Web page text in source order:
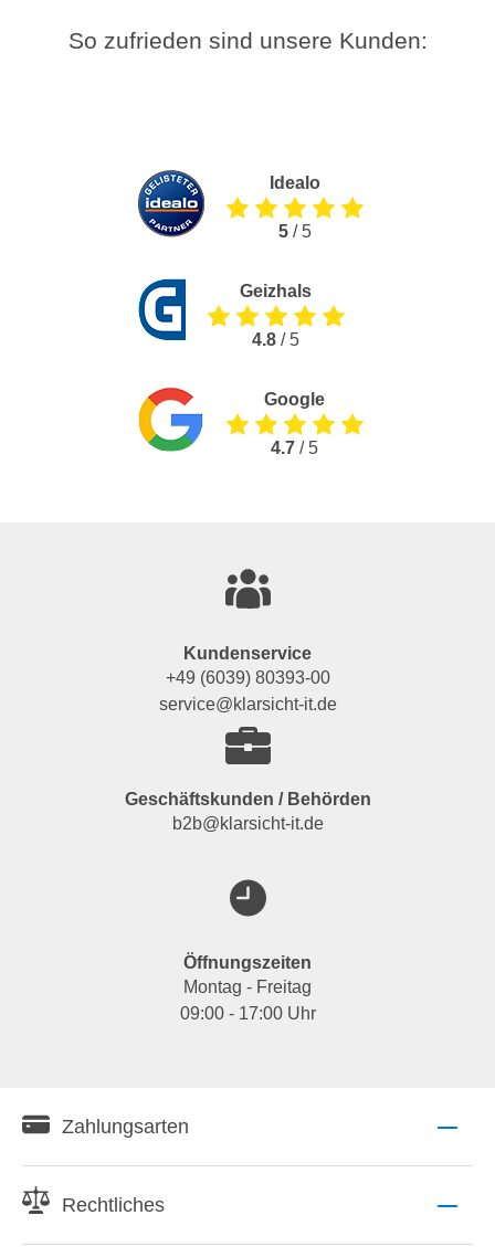
So zufrieden sind unsere Kunden:
Idealo
5/ 5
Geizhals
4.8 / 5
Google
4.7 / 5
Kundenservice
+49 (6039) 80393-00
service@klarsicht-it.de
Geschäftskunden / Behörden
b2b@klarsicht-it.de
Öffnungszeiten
Montag - Freitag
09:00 - 17:00 Uhr
Zahlungsarten
Rechtliches